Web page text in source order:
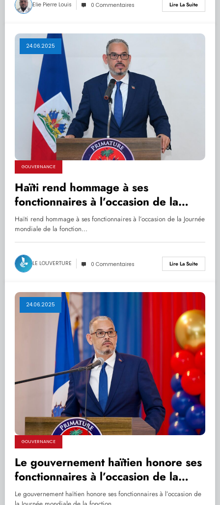
Elie Pierre Louis 0 Commentaires Lire La Suite
24.06.2025
GOUVERNANCE
Haïti rend hommage à ses
fonctionnaires à l’occasion de la
Journée mondiale de la fonction
publique
Haïti rend hommage à ses fonctionnaires à l’occasion de la Journée
mondiale de la fonction…
LE LOUVERTURE 0 Commentaires Lire La Suite
24.06.2025
GOUVERNANCE
Le gouvernement haïtien honore ses
fonctionnaires à l’occasion de la
Journée mondiale de la fonction
Le gouvernement haïtien honore ses fonctionnaires à l’occasion de